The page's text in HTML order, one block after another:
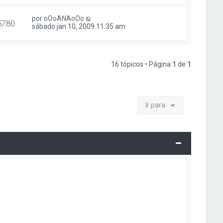
poroOoANAoOo
sábado jan 10, 2009 11:35 am
16 tópicos • Página 1 de 1
Ir para